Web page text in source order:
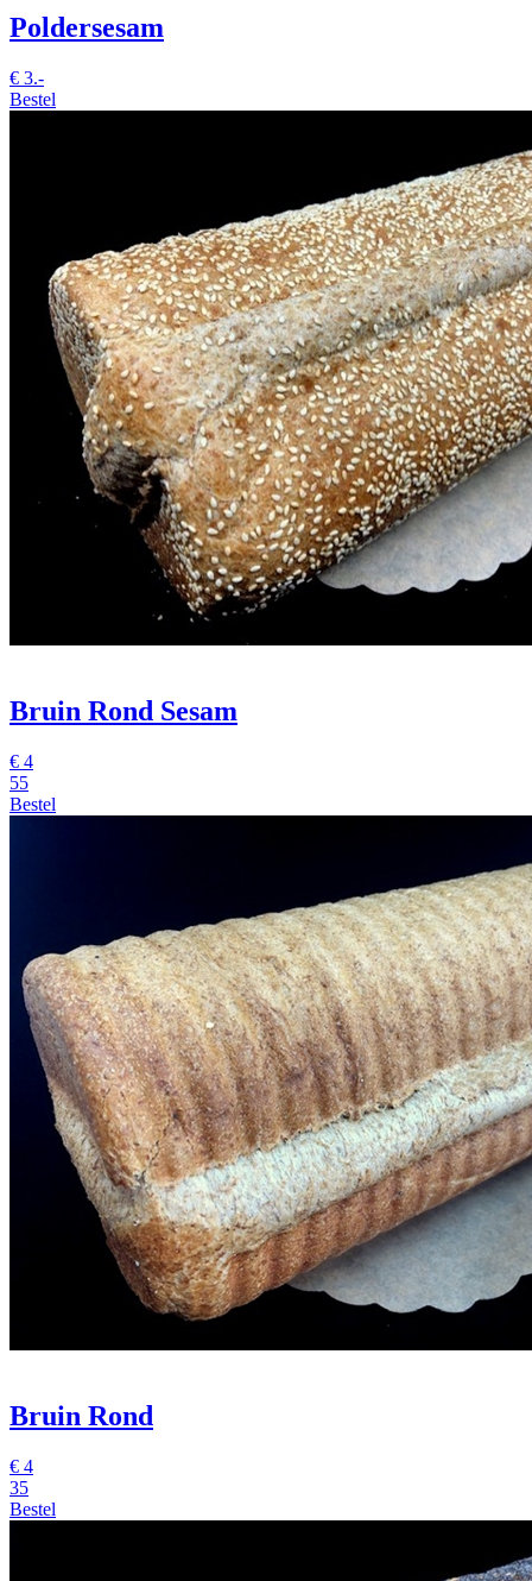
Poldersesam
€ 3.-
Bestel
Bruin Rond Sesam
€ 4
55
Bestel
Bruin Rond
€ 4
35
Bestel